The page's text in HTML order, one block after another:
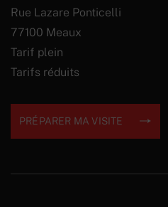
Rue Lazare Ponticelli
77100 Meaux
Tarif plein
Tarifs réduits
PRÉPARER MA VISITE